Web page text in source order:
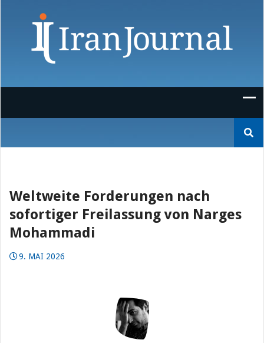
nach:
Weltweite Forderungen nach
sofortiger Freilassung von Narges
Mohammadi
9. MAI 2026